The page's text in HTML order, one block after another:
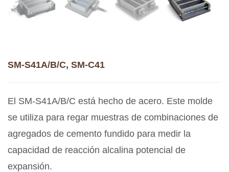
SM-S41A/B/C, SM-C41
El SM-S41A/B/C está hecho de acero. Este molde
se utiliza para regar muestras de combinaciones de
agregados de cemento fundido para medir la
capacidad de reacción alcalina potencial de
expansión.